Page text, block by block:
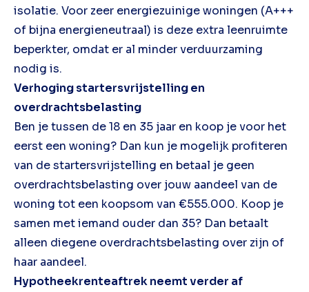
isolatie. Voor zeer energiezuinige woningen (A+++
of bijna energieneutraal) is deze extra leenruimte
beperkter, omdat er al minder verduurzaming
nodig is.
Verhoging startersvrijstelling en
overdrachtsbelasting
Ben je tussen de 18 en 35 jaar en koop je voor het
eerst een woning? Dan kun je mogelijk profiteren
van de startersvrijstelling en betaal je geen
overdrachtsbelasting over jouw aandeel van de
woning tot een koopsom van €555.000. Koop je
samen met iemand ouder dan 35? Dan betaalt
alleen diegene overdrachtsbelasting over zijn of
haar aandeel.
Hypotheekrenteaftrek neemt verder af